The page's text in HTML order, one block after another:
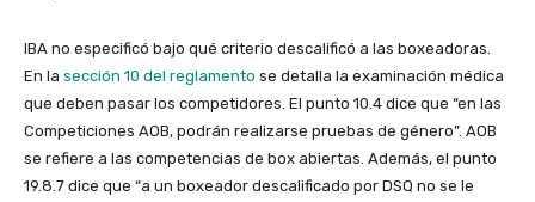
IBA no especificó bajo qué criterio descalificó a las boxeadoras.
En la sección 10 del reglamento se detalla la examinación médica
que deben pasar los competidores. El punto 10.4 dice que “en las
Competiciones AOB, podrán realizarse pruebas de género”. AOB
se refiere a las competencias de box abiertas. Además, el punto
19.8.7 dice que “a un boxeador descalificado por DSQ no se le